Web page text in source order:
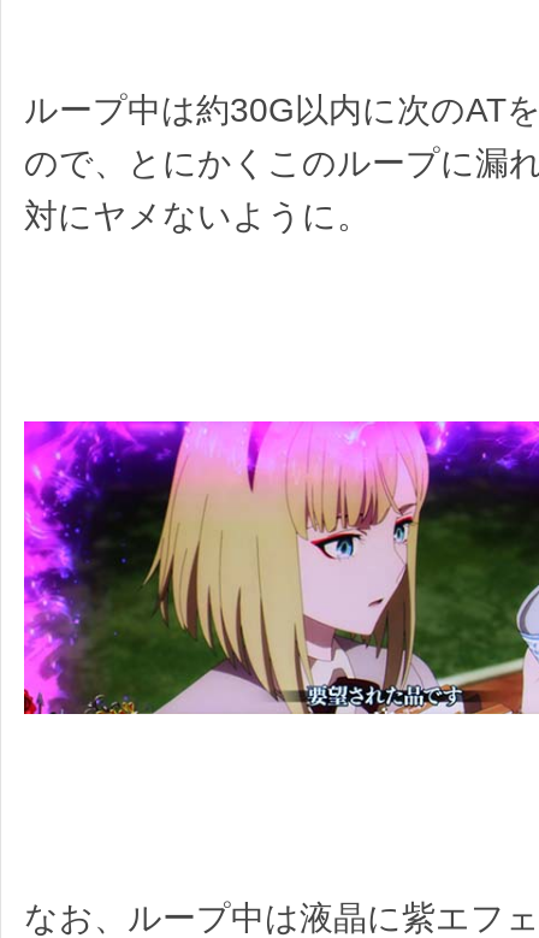
ループ中は約30G以内に次のAT
ので、とにかくこのループに漏
対にヤメないように。
なお、ループ中は液晶に紫エフ